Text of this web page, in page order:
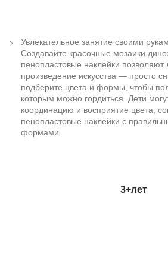
Увлекательное занятие своими
Создавайте красочные мозаики
пенопластовые наклейки позволяют
произведение искусства — просто
подберите цвета и формы, чтобы
которым можно гордиться. Дети
координацию и восприятие цвета,
пенопластовые наклейки с
формами.
3+лет